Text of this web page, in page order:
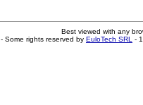
Best viewed with any
Some rights reserved by EuloTech SRL -